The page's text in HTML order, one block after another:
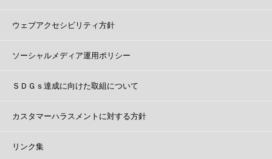
ウェブアクセシビリティ方針
ソーシャルメディア運用ポリシー
ＳＤＧｓ達成に向けた取組について
カスタマーハラスメントに対する方針
リンク集